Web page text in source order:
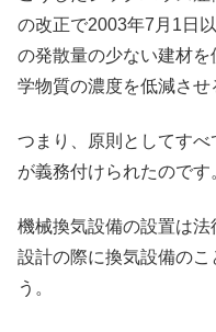
の改正で2003年7月1日
の発散量の少ない建材
学物質の濃度を低減させ
つまり、原則としてす
が義務付けられたのです
機械換気設備の設置は法
設計の際に換気設備のこ
う。